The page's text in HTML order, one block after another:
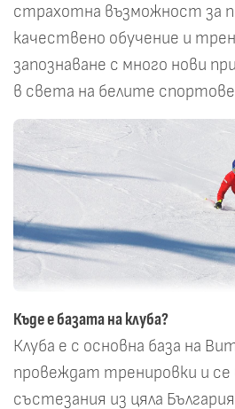
страхотна възможност за
качествено обучение и
запознаване с много нови
в света на белите
Къде е базата на клуба?
Клуба е с основна база на
провеждат тренировки и се
състезания из цяла